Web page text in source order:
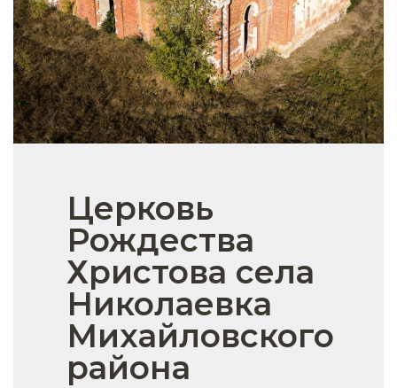
Церковь
Рождества
Христова села
Николаевка
Михайловского
района